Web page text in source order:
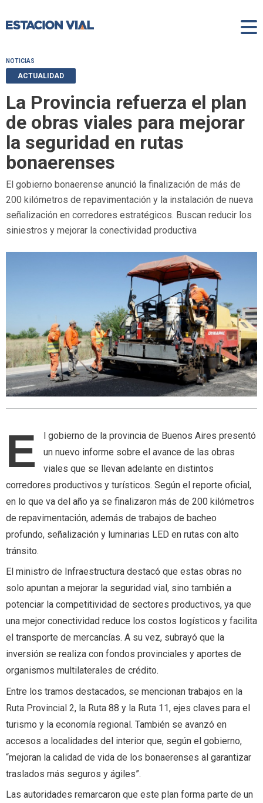
NOTICIAS
ACTUALIDAD
La Provincia refuerza el plan
de obras viales para mejorar
la seguridad en rutas
bonaerenses
El gobierno bonaerense anunció la finalización de más de
200 kilómetros de repavimentación y la instalación de nueva
señalización en corredores estratégicos. Buscan reducir los
siniestros y mejorar la conectividad productiva
E
l gobierno de la provincia de Buenos Aires presentó
un nuevo informe sobre el avance de las obras
viales que se llevan adelante en distintos
corredores productivos y turísticos. Según el reporte oficial,
en lo que va del año ya se finalizaron más de 200 kilómetros
de repavimentación, además de trabajos de bacheo
profundo, señalización y luminarias LED en rutas con alto
tránsito.
El ministro de Infraestructura destacó que estas obras no
solo apuntan a mejorar la seguridad vial, sino también a
potenciar la competitividad de sectores productivos, ya que
una mejor conectividad reduce los costos logísticos y facilita
el transporte de mercancías. A su vez, subrayó que la
inversión se realiza con fondos provinciales y aportes de
organismos multilaterales de crédito.
Entre los tramos destacados, se mencionan trabajos en la
Ruta Provincial 2, la Ruta 88 y la Ruta 11, ejes claves para el
turismo y la economía regional. También se avanzó en
accesos a localidades del interior que, según el gobierno,
“mejoran la calidad de vida de los bonaerenses al garantizar
traslados más seguros y ágiles”.
Las autoridades remarcaron que este plan forma parte de un